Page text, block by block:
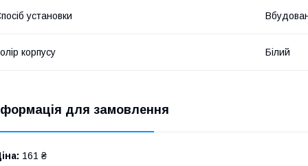
установки
корпусу Білий
для замовлення
161 ₴